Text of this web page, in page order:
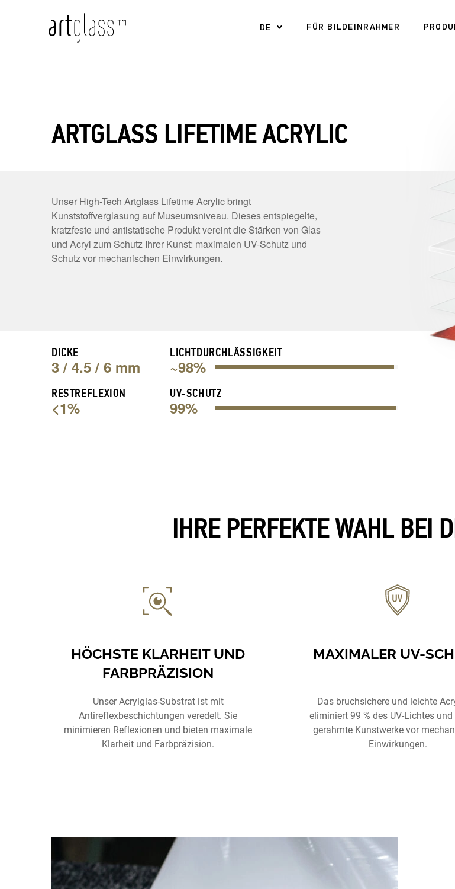
DE FÜR BILDEINRAHMER
ARTGLASS LIFETIME ACRYLIC
Unser High-Tech Artglass Lifetime Acrylic bringt
Kunststoffverglasung auf Museumsniveau. Dieses entspiegelte,
kratzfeste und antistatische Produkt vereint die Stärken von Glas
und Acryl zum Schutz Ihrer Kunst: maximalen UV-Schutz und
Schutz vor mechanischen Einwirkungen.
DICKE
3 / 4.5 / 6 mm
RESTREFLEXION
<1%
LICHTDURCHLÄSSIGKEIT
~98% ~98
UV-SCHUTZ
99%
IHRE PERFEKTE WAHL BEI
HÖCHSTE KLARHEIT UND
FARBPRÄZISION
Unser Acrylglas-Substrat ist mit
Antireflexbeschichtungen veredelt. Sie
minimieren Reflexionen und bieten maximale
Klarheit und Farbpräzision.
MAXIMALER UV-
Das bruchsichere und leichte
eliminiert 99 % des UV-Lichtes
gerahmte Kunstwerke vor
Einwirkungen.